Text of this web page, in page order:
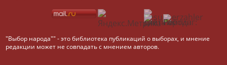
"Выбор народа"" - это библиотека публикаций о выборах, и мнение
редакции может не совпадать с мнением авторов.